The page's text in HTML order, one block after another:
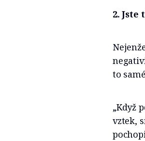
2. Jste
to
„Když
vztek,